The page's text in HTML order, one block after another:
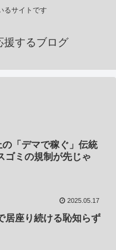
るサイトです
援するブログ
の「デマで稼ぐ」伝統
ゴミの規制が先じゃ
2025.05.17
居座り続ける恥知らず